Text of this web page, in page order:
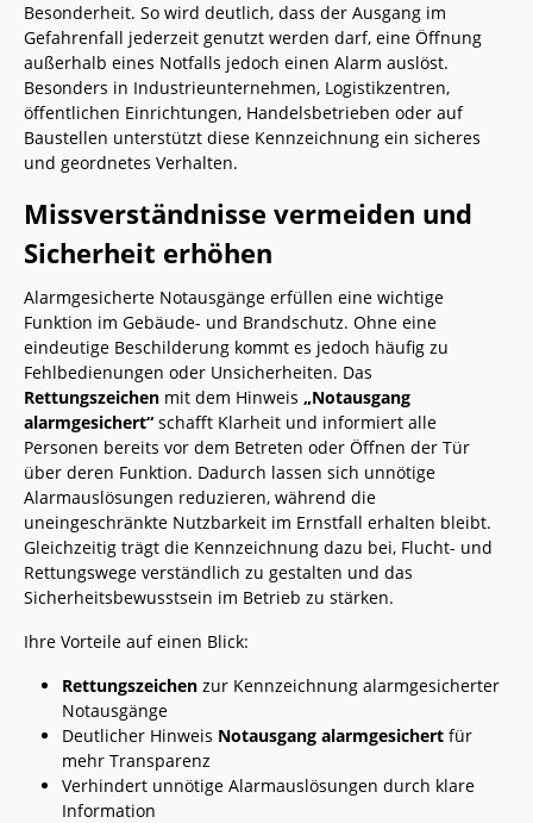
Besonderheit. So wird deutlich, dass der Ausgang im
Gefahrenfall jederzeit genutzt werden darf, eine Öffnung
außerhalb eines Notfalls jedoch einen Alarm auslöst.
Besonders in Industrieunternehmen, Logistikzentren,
öffentlichen Einrichtungen, Handelsbetrieben oder auf
Baustellen unterstützt diese Kennzeichnung ein sicheres
und geordnetes Verhalten.
Missverständnisse vermeiden und
Sicherheit erhöhen
Alarmgesicherte Notausgänge erfüllen eine wichtige
Funktion im Gebäude- und Brandschutz. Ohne eine
eindeutige Beschilderung kommt es jedoch häufig zu
Fehlbedienungen oder Unsicherheiten. Das
Rettungszeichen mit dem Hinweis „Notausgang
alarmgesichert“ schafft Klarheit und informiert alle
Personen bereits vor dem Betreten oder Öffnen der Tür
über deren Funktion. Dadurch lassen sich unnötige
Alarmauslösungen reduzieren, während die
uneingeschränkte Nutzbarkeit im Ernstfall erhalten bleibt.
Gleichzeitig trägt die Kennzeichnung dazu bei, Flucht- und
Rettungswege verständlich zu gestalten und das
Sicherheitsbewusstsein im Betrieb zu stärken.
Ihre Vorteile auf einen Blick:
Rettungszeichen zur Kennzeichnung alarmgesicherter
Notausgänge
Deutlicher Hinweis Notausgang alarmgesichert für
mehr Transparenz
Verhindert unnötige Alarmauslösungen durch klare
Information